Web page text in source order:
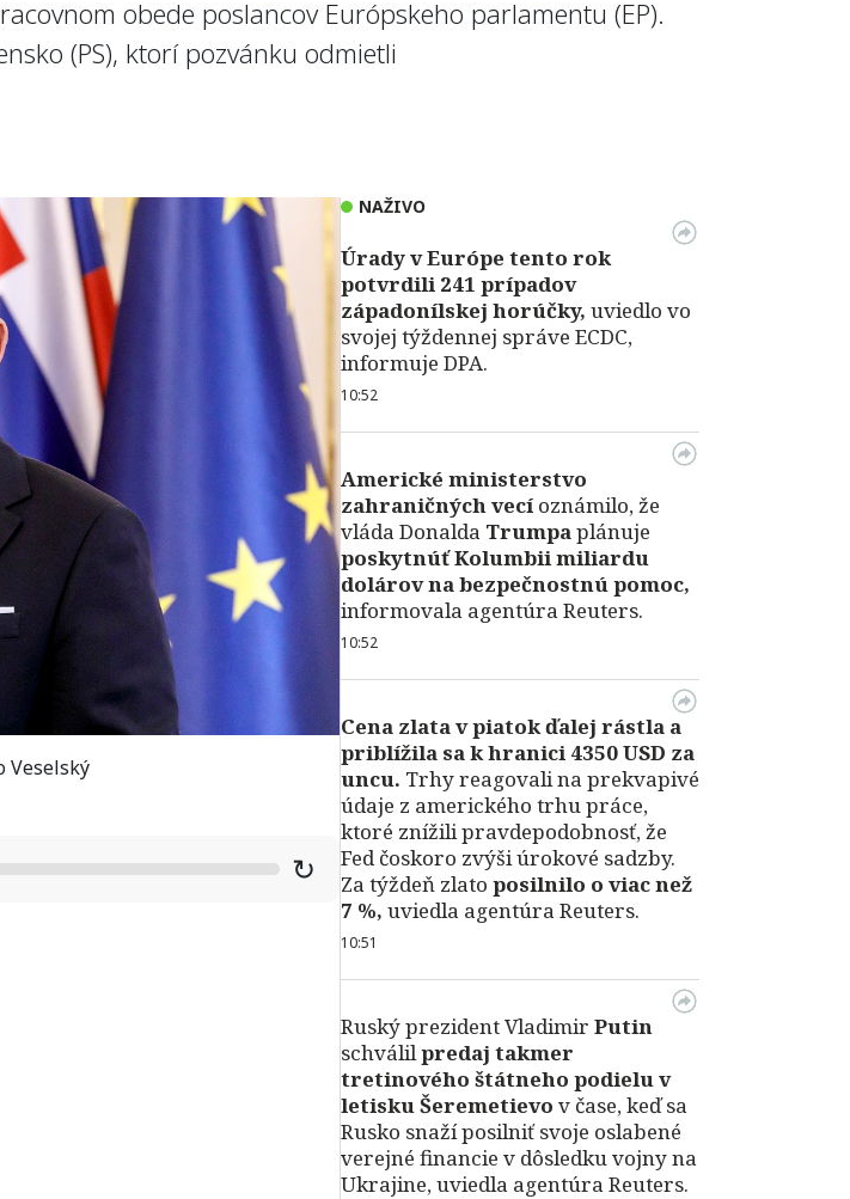
obede poslancov Európskeho parlamentu (EP).
(PS), ktorí pozvánku odmietli
Veselský
↻
NAŽIVO
Úrady v Európe tento rok
potvrdili 241 prípadov
západonílskej horúčky, uviedlo vo
svojej týždennej správe ECDC,
informuje DPA.
10:52
Americké ministerstvo
zahraničných vecí oznámilo, že
vláda Donalda Trumpaplánuje
poskytnúť Kolumbii miliardu
dolárov na bezpečnostnú pomoc,
informovala agentúra Reuters.
10:52
Cena zlata v piatok ďalej rástla a
priblížila sa k hranici 4350 USD za
uncu. Trhy reagovali na prekvapivé
údaje z amerického trhu práce,
ktoré znížili pravdepodobnosť, že
Fed čoskoro zvýši úrokové sadzby.
Za týždeň zlato posilnilo o viac než
7 %, uviedla agentúra Reuters.
10:51
Ruský prezident Vladimir Putin
schválilpredaj takmer
tretinového štátneho podielu v
letisku Šeremetievo v čase, keď sa
Rusko snaží posilniť svoje oslabené
verejné financie v dôsledku vojny na
Ukrajine, uviedla agentúra Reuters.